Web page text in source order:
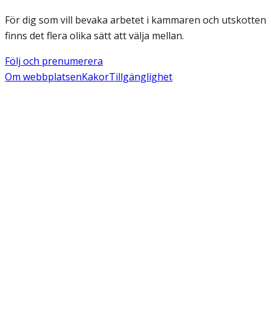
För dig som vill bevaka arbetet i kammaren och utskotten
finns det flera olika sätt att välja mellan.
Följ och prenumerera
Om webbplatsenKakorTillgänglighet